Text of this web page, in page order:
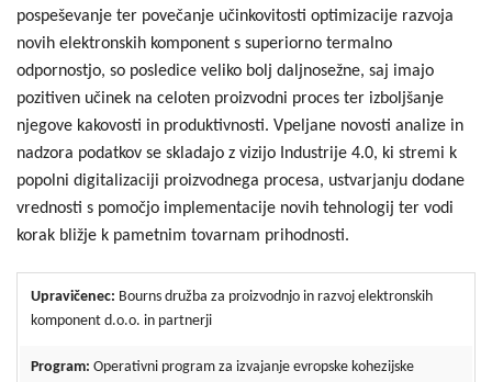
pospeševanje ter povečanje učinkovitosti optimizacije razvoja
novih elektronskih komponent s superiorno termalno
odpornostjo, so posledice veliko bolj daljnosežne, saj imajo
pozitiven učinek na celoten proizvodni proces ter izboljšanje
njegove kakovosti in produktivnosti. Vpeljane novosti analize in
nadzora podatkov se skladajo z vizijo Industrije 4.0, ki stremi k
popolni digitalizaciji proizvodnega procesa, ustvarjanju dodane
vrednosti s pomočjo implementacije novih tehnologij ter vodi
korak bližje k pametnim tovarnam prihodnosti.
Upravičenec: Bourns družba za proizvodnjo in razvoj elektronskih
komponent d.o.o. in partnerji
Program: Operativni program za izvajanje evropske kohezijske